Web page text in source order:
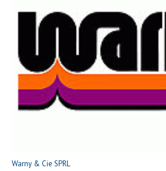
Warny & Cie SPRL